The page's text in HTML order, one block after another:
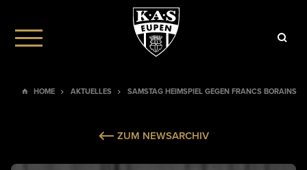
HOME AKTUELLES SAMSTAG HEIMSPIEL GEGEN FRANCS BORAINS
ZUM NEWSARCHIV